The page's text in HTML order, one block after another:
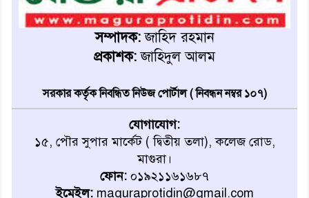
খুব শিঘ্রই কর্মস্থলে ফিরবেন
মাগুরার ডিসি
বাবার হাতে বিক্রি টুকটুকি পুলিশের
সহযোগিতায় ফিরলো মায়ের
কোলে
সম্পাদক:জাহিদ রহমান
প্রকাশক:জাহিদুল আলম
সরকার কর্তৃক নিবন্ধিত নিউজ পোর্টাল ( নিবন্ধন নম্বর ১০৭)
যোগাযোগ:
১৫, পৌর সুপার মার্কেট ( দ্বিতীয় তলা), কলেজ রোড,
মাগুরা।
ফোন: ০১৯২১১৬১৬৮৭
ইমেইল: maguraprotidin@gmail.com